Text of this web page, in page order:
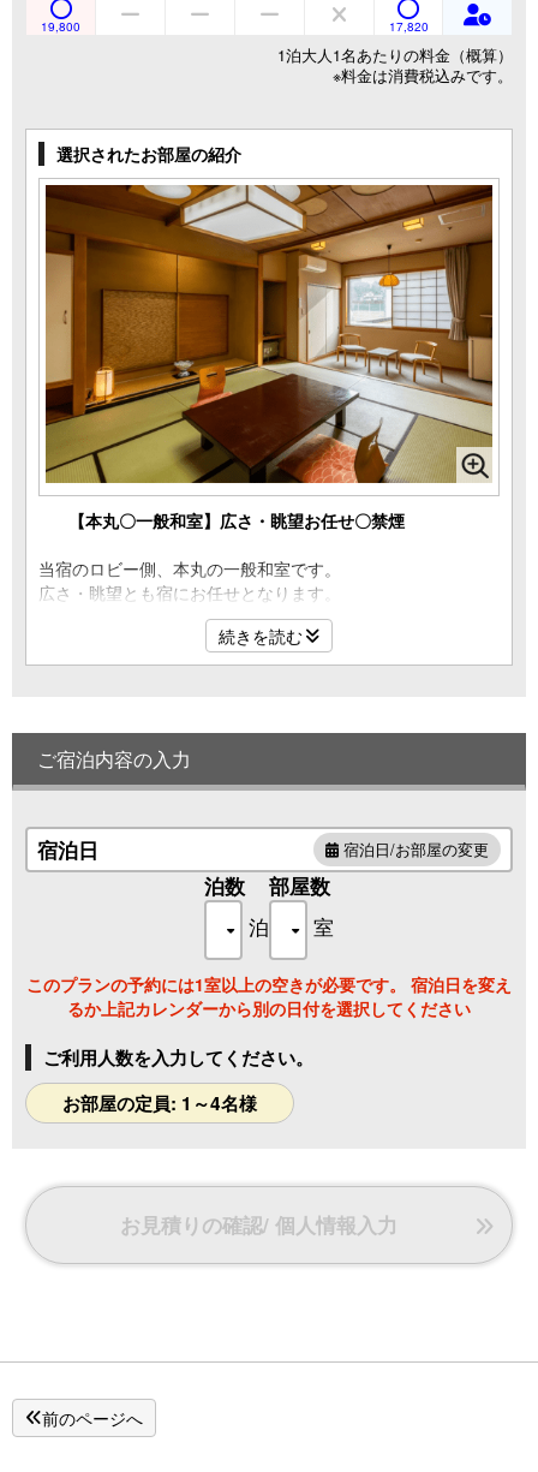
19,800 17,820
1泊大人1名あたりの料金（概算）
※料金は消費税込みです。
選択されたお部屋の紹介
【本丸〇一般和室】広さ・眺望お任せ〇禁煙
当宿のロビー側、本丸の一般和室です。
広さ・眺望とも宿にお任せとなります。
本丸2階にはコーヒーなどのドリンクサービス
遊べるおもちゃがあるフリーラウンジがございます。
またエレベーターから遠いお部屋等もございますため
ご移動が少ないお部屋をご希望の方は
「北の丸」のお部屋をご予約ください。
設備 ：洗浄機能付きトイレ/WIFI完備/金庫/ポット/お茶セッ
ト/タオル
浴衣はフロント前にご用意しております。
定員 ：お子様を含め4名様迄
続きを読む
ご宿泊内容の入力
宿泊日 宿泊日/お部屋の変更
泊数
泊
部屋数
室
このプランの予約には1室以上の空きが必要です。 宿泊日を変え
るか上記カレンダーから別の日付を選択してください
ご利用人数を入力してください。
お部屋の定員: 1～4名様
お見積りの確認/ 個人情報入力
前のページへ